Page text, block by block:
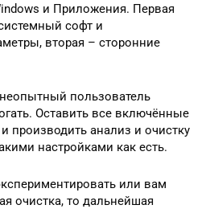
и Приложения. Первая
софт и
вторая – сторонние
пользователь
Оставить все включённые
производить анализ и очистку
настройками как есть.
или вам
очистка, то дальнейшая